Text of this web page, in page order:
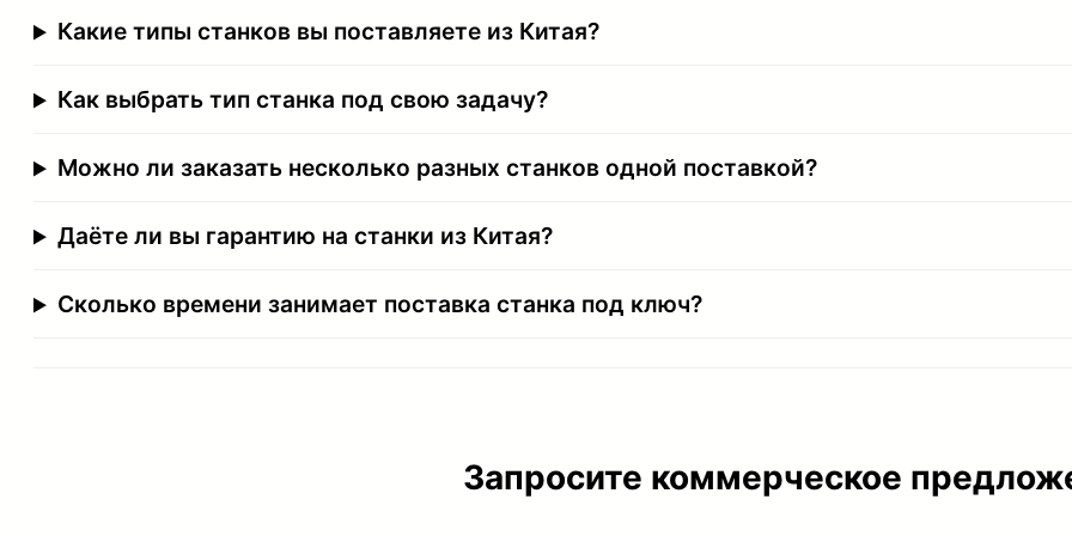
Какие типы станков вы поставляете из Китая?
Как выбрать тип станка под свою задачу?
Можно ли заказать несколько разных станков одной поставкой?
Даёте ли вы гарантию на станки из Китая?
Сколько времени занимает поставка станка под ключ?
Запросите коммерческое